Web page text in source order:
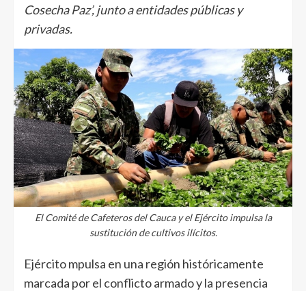
Cosecha Paz’, junto a entidades públicas y
privadas.
El Comité de Cafeteros del Cauca y el Ejército impulsa la
sustitución de cultivos ilícitos.
Ejército mpulsa en una región históricamente
marcada por el conflicto armado y la presencia